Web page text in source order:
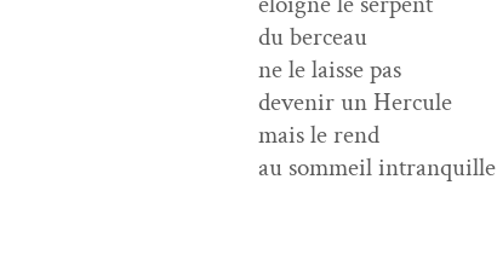
du berceau
ne le laisse pas
devenir un Hercule
mais le rend
au som­meil intranquille